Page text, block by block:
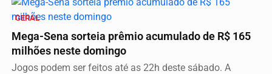
GERAL
Mega-Sena sorteia prêmio acumulado de R$ 165
milhões neste domingo
Jogos podem ser feitos até as 22h deste sábado. A